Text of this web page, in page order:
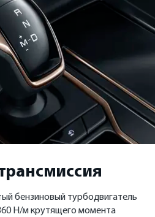
бензиновый турбодвигатель
Н/м крутящего момента